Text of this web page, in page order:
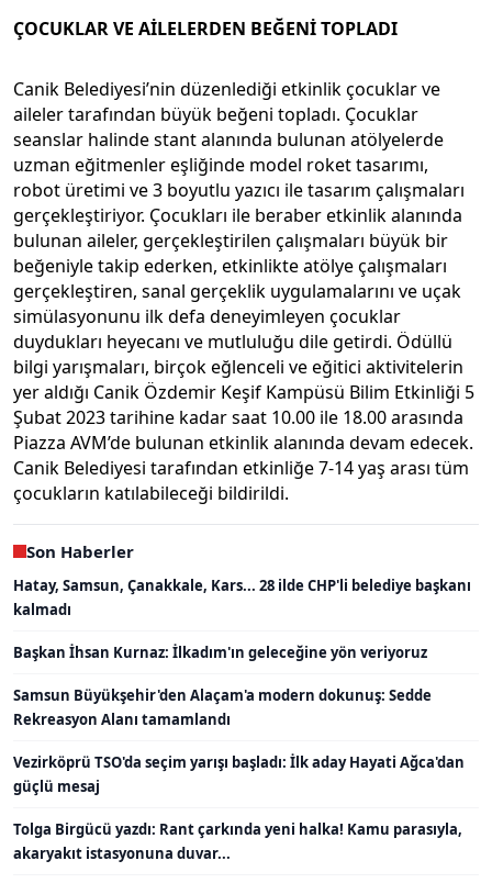
ÇOCUKLAR VE AİLELERDEN BEĞENİ TOPLADI
Canik Belediyesi’nin düzenlediği etkinlik çocuklar ve
aileler tarafından büyük beğeni topladı. Çocuklar
seanslar halinde stant alanında bulunan atölyelerde
uzman eğitmenler eşliğinde model roket tasarımı,
robot üretimi ve 3 boyutlu yazıcı ile tasarım çalışmaları
gerçekleştiriyor. Çocukları ile beraber etkinlik alanında
bulunan aileler, gerçekleştirilen çalışmaları büyük bir
beğeniyle takip ederken, etkinlikte atölye çalışmaları
gerçekleştiren, sanal gerçeklik uygulamalarını ve uçak
simülasyonunu ilk defa deneyimleyen çocuklar
duydukları heyecanı ve mutluluğu dile getirdi. Ödüllü
bilgi yarışmaları, birçok eğlenceli ve eğitici aktivitelerin
yer aldığı Canik Özdemir Keşif Kampüsü Bilim Etkinliği 5
Şubat 2023 tarihine kadar saat 10.00 ile 18.00 arasında
Piazza AVM’de bulunan etkinlik alanında devam edecek.
Canik Belediyesi tarafından etkinliğe 7-14 yaş arası tüm
çocukların katılabileceği bildirildi.
Son Haberler
Hatay, Samsun, Çanakkale, Kars... 28 ilde CHP'li belediye başkanı
kalmadı
Başkan İhsan Kurnaz: İlkadım'ın geleceğine yön veriyoruz
Samsun Büyükşehir'den Alaçam'a modern dokunuş: Sedde
Rekreasyon Alanı tamamlandı
Vezirköprü TSO'da seçim yarışı başladı: İlk aday Hayati Ağca'dan
güçlü mesaj
Tolga Birgücü yazdı: Rant çarkında yeni halka! Kamu parasıyla,
akaryakıt istasyonuna duvar...